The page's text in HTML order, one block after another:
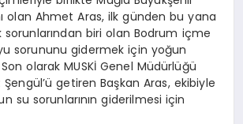
olan Ahmet Aras, ilk günden bu yana
biri olan Bodrum içme
sorununu gidermek için yoğun
olarak MUSKİ Genel Müdürlüğü
getiren Başkan Aras, ekibiyle
su sorunlarının giderilmesi için